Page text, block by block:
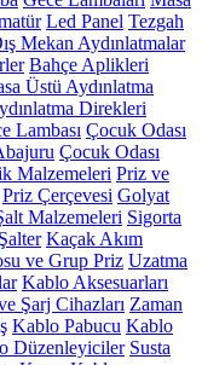
Led Panel Tezgah
Mekan Aydınlatmalar
Bahçe Aplikleri
Üstü Aydınlatma
Direkleri
Lambası Çocuk Odası
Çocuk Odası
Malzemeleri Priz ve
Priz Çerçevesi Golyat
Malzemeleri Sigorta
Şalter Kaçak Akım
ve Grup Priz Uzatma
Kablo Aksesuarları
Şarj Cihazları Zaman
Kablo Pabucu Kablo
Düzenleyiciler Susta